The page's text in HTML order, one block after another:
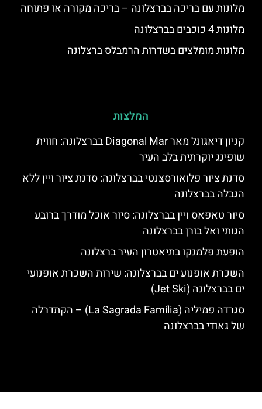
מלונות עם בריכה בברצלונה – בריכה מקורה או פתוחה
מלונות 4 כוכבים בברצלונה
מלונות מומלצים בשדרות הרמבלס ברצלונה
המלצות
קניון דיאגונל מאר Diagonal Mar בברצלונה: חווית
שופינג יוקרתית בלב העיר
סדנת ציור פלואורסצנטי בברצלונה: סדנת ציור ויין ללא
הגבלה בברצלונה
סיור טאפאס ויין בברצלונה: סיור אוכל מודרך ברובע
הגותי ואל בורן בברצלונה
הופעת פלמנקו בתיאטרון העיר ברצלונה
השכרת אופנוע ים בברצלונה: שירות השכרת אופנועי
ים בברצלונה (Jet Ski)
סגרדה פמיליה (La Sagrada Família) – הקתדרלה
של גאודי בברצלונה